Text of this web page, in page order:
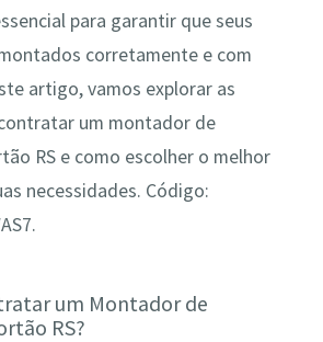
para garantir que seus
corretamente e com
artigo, vamos explorar as
um montador de
RS e como escolher o melhor
necessidades. Código:
um Montador de
RS?